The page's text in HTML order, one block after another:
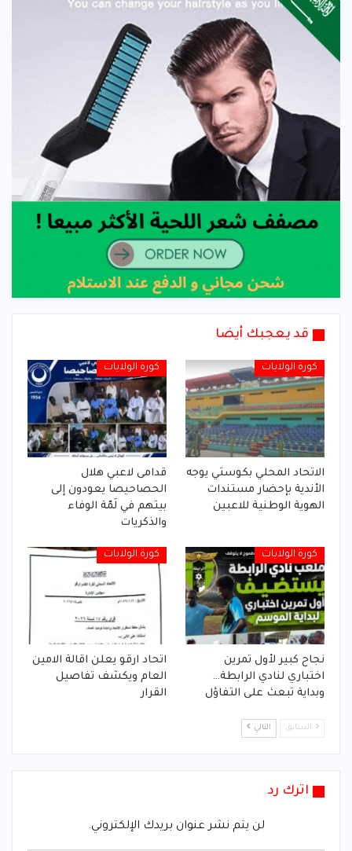
قد يعجبك أيضا
كورة الولايات
الاتحاد المحلي بكوستي يوجه
الأندية بإحضار مستندات
الهوية الوطنية للاعبين
كورة الولايات
قدامى لاعبي هلال
الحصاحيصا يعودون إلى
بيتهم في لَمّة الوفاء
والذكريات
كورة الولايات
نجاح كبير لأول تمرين
اختباري لنادي الرابطة…
وبداية تبعث على التفاؤل
كورة الولايات
اتحاد ارقو يعلن اقالة الامين
العام ويكشف تفاصيل
القرار
السابق التالي
اترك رد
لن يتم نشر عنوان بريدك الإلكتروني.